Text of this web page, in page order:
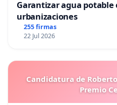
Garantizar agua potable
urbanizaciones
255 firmas
22 Jul 2026
Candidatura de
Premio